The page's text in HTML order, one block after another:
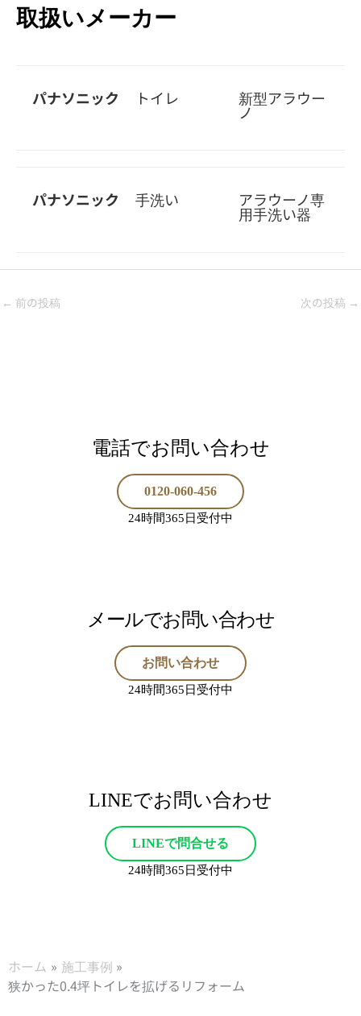
取扱いメーカー
パナソニック トイレ 新型アラウー
ノ
パナソニック 手洗い アラウーノ専
用手洗い器
← 前の投稿 次の投稿 →
電話でお問い合わせ
0120-060-456
24時間365日受付中
メールでお問い合わせ
お問い合わせ
24時間365日受付中
LINEでお問い合わせ
LINEで問合せる
24時間365日受付中
ホーム
施工事例
狭かった0.4坪トイレを拡げるリフォーム